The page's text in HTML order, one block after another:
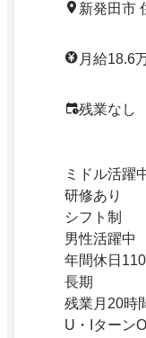
新発田市
月給18.6
残業なし
ミドル活躍
研修あり
シフト制
男性活躍中
年間休日
長期
残業月20時
U・Iターン